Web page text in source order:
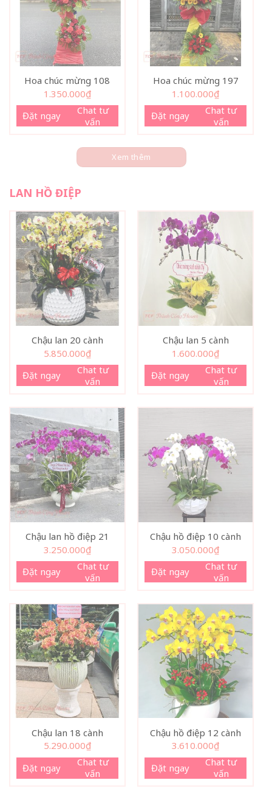
Hoa chúc mừng 108
1.350.000₫
Đặt ngay
Chat tư
vấn
Hoa chúc mừng 197
1.100.000₫
Đặt ngay
Chat tư
vấn
Xem thêm
LAN HỒ ĐIỆP
Chậu lan 20 cành
5.850.000₫
Đặt ngay
Chat tư
vấn
Chậu lan 5 cành
1.600.000₫
Đặt ngay
Chat tư
vấn
Chậu lan hồ điệp 21
3.250.000₫
Đặt ngay
Chat tư
vấn
Chậu hồ điệp 10 cành
3.050.000₫
Đặt ngay
Chat tư
vấn
Chậu lan 18 cành
5.290.000₫
Đặt ngay
Chat tư
vấn
Chậu hồ điệp 12 cành
3.610.000₫
Đặt ngay
Chat tư
vấn